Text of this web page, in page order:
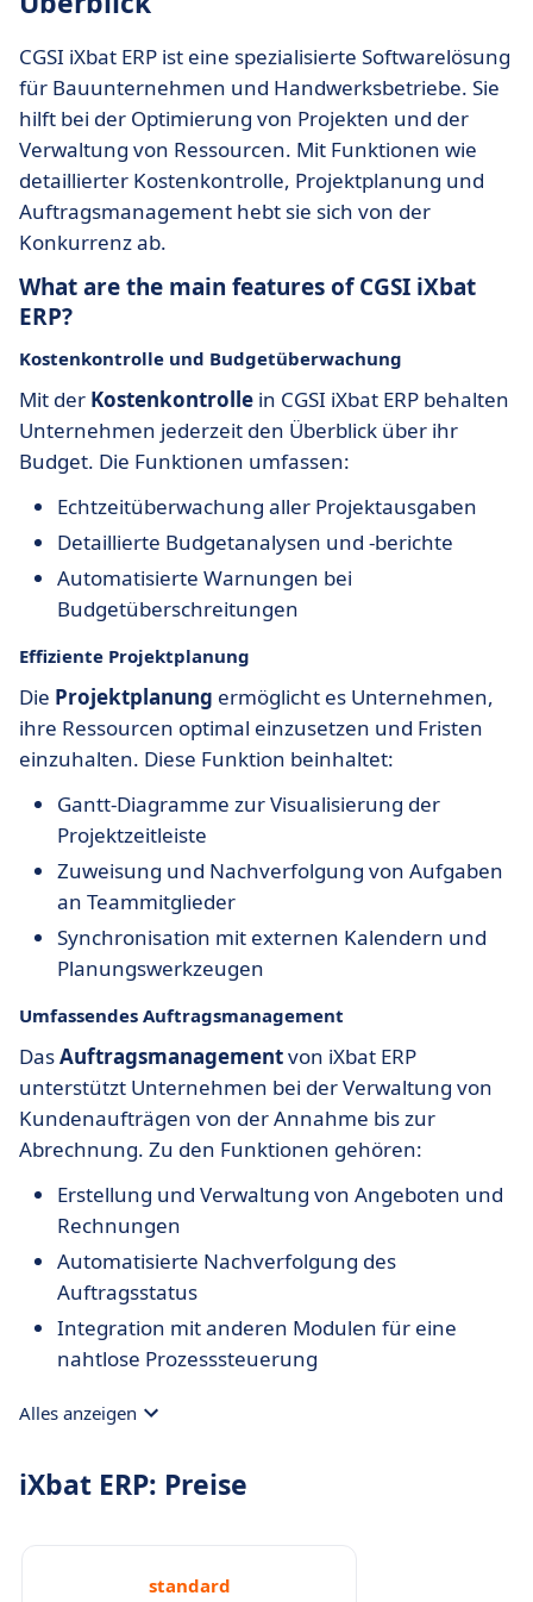
CGSI iXbat ERP ist eine spezialisierte Softwarelösung
für Bauunternehmen und Handwerksbetriebe. Sie
hilft bei der Optimierung von Projekten und der
Verwaltung von Ressourcen. Mit Funktionen wie
detaillierter Kostenkontrolle, Projektplanung und
Auftragsmanagement hebt sie sich von der
Konkurrenz ab.
What are the main features of CGSI iXbat
ERP?
Kostenkontrolle und Budgetüberwachung
Mit der Kostenkontrolle in CGSI iXbat ERP behalten
Unternehmen jederzeit den Überblick über ihr
Budget. Die Funktionen umfassen:
Echtzeitüberwachung aller Projektausgaben
Detaillierte Budgetanalysen und -berichte
Automatisierte Warnungen bei
Budgetüberschreitungen
Effiziente Projektplanung
Die Projektplanung ermöglicht es Unternehmen,
ihre Ressourcen optimal einzusetzen und Fristen
einzuhalten. Diese Funktion beinhaltet:
Gantt-Diagramme zur Visualisierung der
Projektzeitleiste
Zuweisung und Nachverfolgung von Aufgaben
an Teammitglieder
Synchronisation mit externen Kalendern und
Planungswerkzeugen
Umfassendes Auftragsmanagement
DasAuftragsmanagementvon iXbat ERP
unterstützt Unternehmen bei der Verwaltung von
Kundenaufträgen von der Annahme bis zur
Abrechnung. Zu den Funktionen gehören:
Erstellung und Verwaltung von Angeboten und
Rechnungen
Automatisierte Nachverfolgung des
Auftragsstatus
Integration mit anderen Modulen für eine
nahtlose Prozesssteuerung
Alles anzeigen
iXbat ERP: Preise
standard